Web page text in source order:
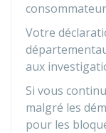
Votre
aux
Si vous
malgré les
pour les